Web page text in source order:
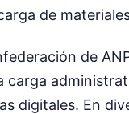
de
de
carga
digitales. En